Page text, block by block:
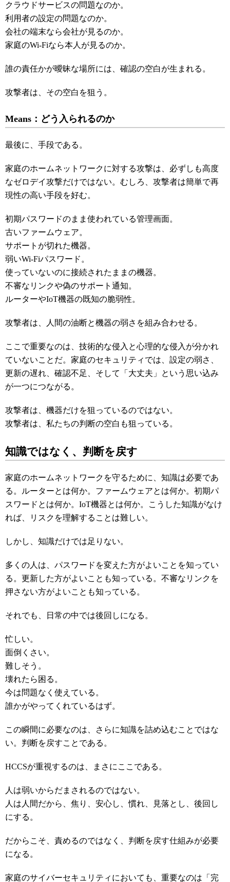
クラウドサービスの問題なのか。
利用者の設定の問題なのか。
会社の端末なら会社が見るのか。
家庭のWi-Fiなら本人が見るのか。
誰の責任かが曖昧な場所には、確認の空白が生まれる。
攻撃者は、その空白を狙う。
Means：どう入られるのか
最後に、手段である。
家庭のホームネットワークに対する攻撃は、必ずしも高度
なゼロデイ攻撃だけではない。むしろ、攻撃者は簡単で再
現性の高い手段を好む。
初期パスワードのまま使われている管理画面。
古いファームウェア。
サポートが切れた機器。
弱いWi-Fiパスワード。
使っていないのに接続されたままの機器。
不審なリンクや偽のサポート通知。
ルーターやIoT機器の既知の脆弱性。
攻撃者は、人間の油断と機器の弱さを組み合わせる。
ここで重要なのは、技術的な侵入と心理的な侵入が分かれ
ていないことだ。家庭のセキュリティでは、設定の弱さ、
更新の遅れ、確認不足、そして「大丈夫」という思い込み
が一つにつながる。
攻撃者は、機器だけを狙っているのではない。
攻撃者は、私たちの判断の空白も狙っている。
知識ではなく、判断を戻す
家庭のホームネットワークを守るために、知識は必要であ
る。ルーターとは何か。ファームウェアとは何か。初期パ
スワードとは何か。IoT機器とは何か。こうした知識がなけ
れば、リスクを理解することは難しい。
しかし、知識だけでは足りない。
多くの人は、パスワードを変えた方がよいことを知ってい
る。更新した方がよいことも知っている。不審なリンクを
押さない方がよいことも知っている。
それでも、日常の中では後回しになる。
忙しい。
面倒くさい。
難しそう。
壊れたら困る。
今は問題なく使えている。
誰かがやってくれているはず。
この瞬間に必要なのは、さらに知識を詰め込むことではな
い。判断を戻すことである。
HCCSが重視するのは、まさにここである。
人は弱いからだまされるのではない。
人は人間だから、焦り、安心し、慣れ、見落とし、後回し
にする。
だからこそ、責めるのではなく、判断を戻す仕組みが必要
になる。
家庭のサイバーセキュリティにおいても、重要なのは「完